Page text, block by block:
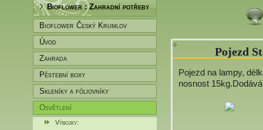
Bioflower : Zahradní potřeby
Bioflower Český Krumlov
Úvod
Zahrada
Pěstební boxy
Skleníky a fóliovníky
Osvětlení
Výbojky:
Pojezd
Pojezd na lampy,
nosnost